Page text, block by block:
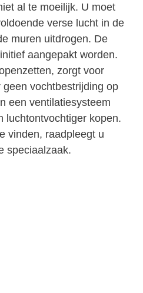
al te moeilijk. U moet
verse lucht in de
muren uitdrogen. De
aangepakt worden.
zorgt voor
vochtbestrijding op
een ventilatiesysteem
luchtontvochtiger kopen.
vinden, raadpleegt u
speciaalzaak.